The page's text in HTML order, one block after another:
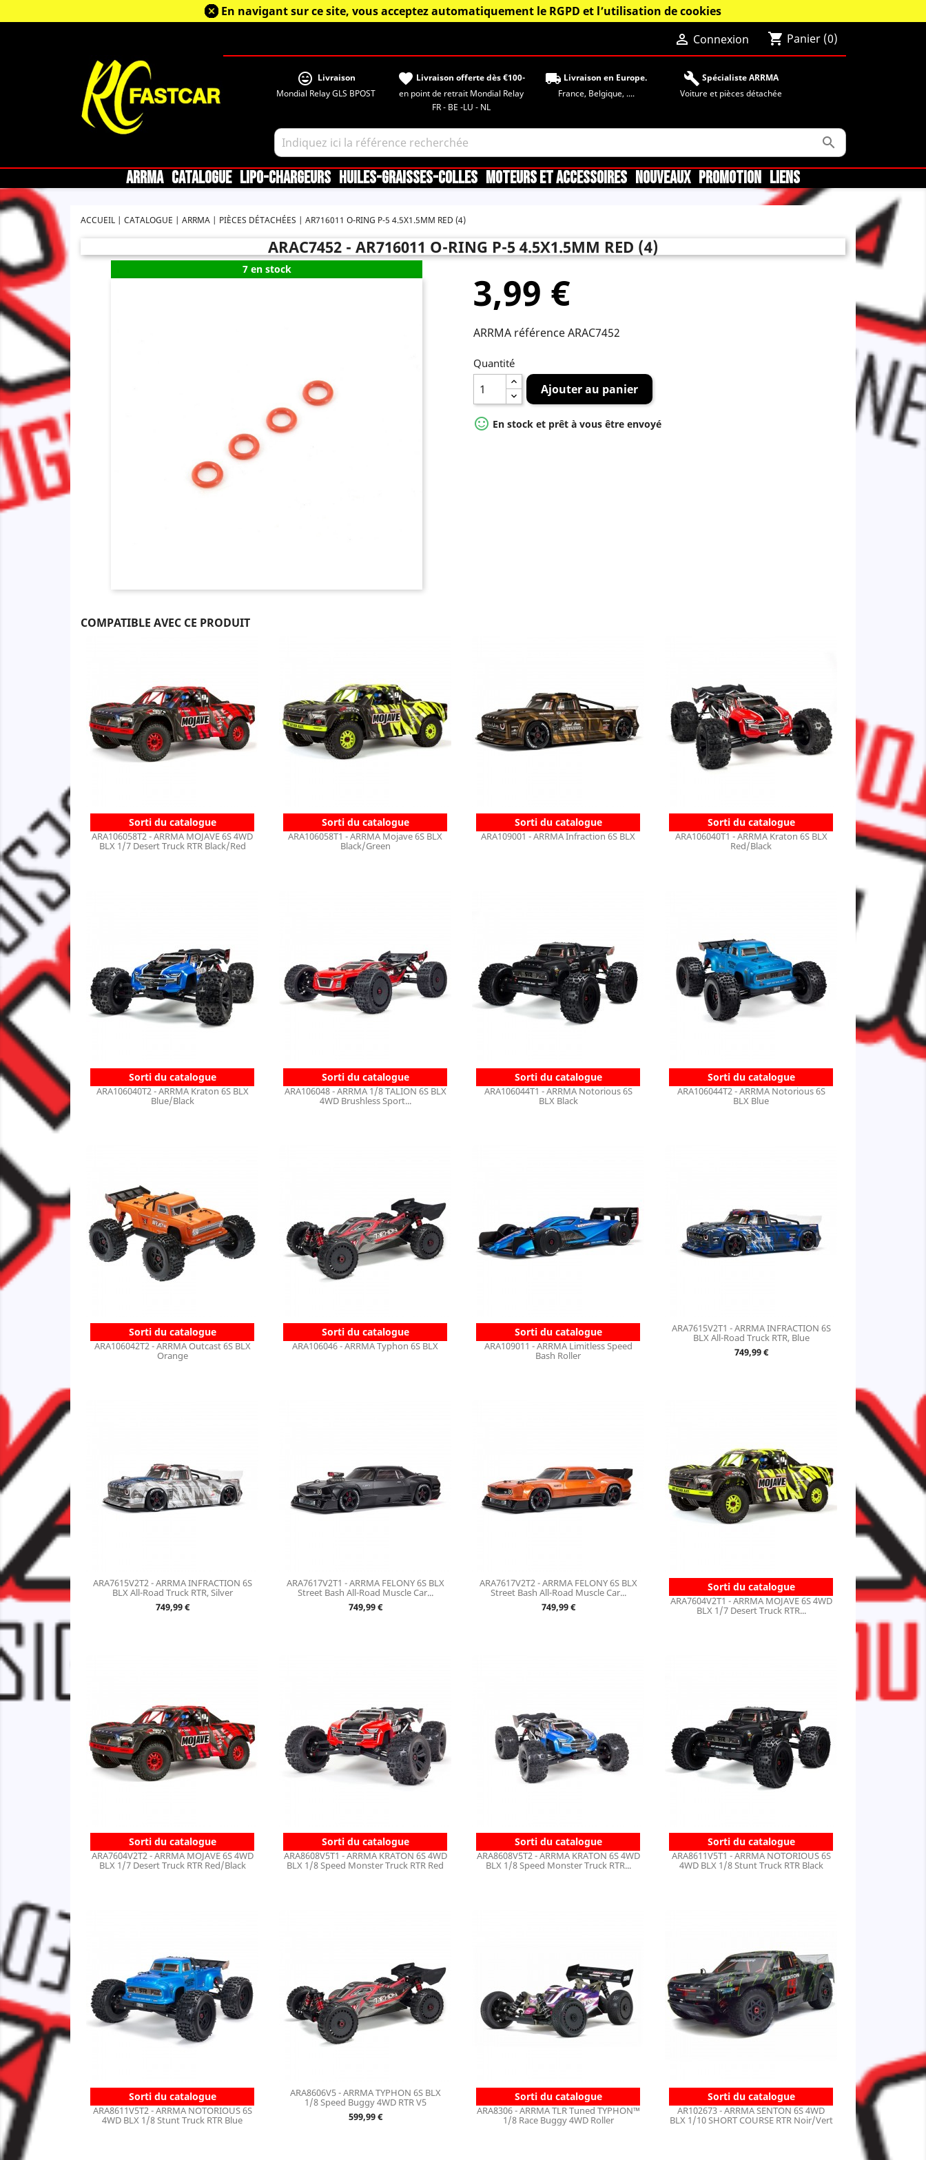
En navigant sur ce site, vous acceptez automatiquement le RGPD et l’utilisation de cookies
 Connexion shopping_cart Panier (0)
sentiment_very_satisfied Livraison
Mondial Relay GLS BPOST
favorite Livraison offerte dès €100-
en point de retrait Mondial Relay
FR - BE -LU - NL
local_shipping Livraison en Europe.
France, Belgique, ....
build Spécialiste ARRMA
Voiture et pièces détachée

ARRMA CATALOGUE LIPO-CHARGEURS HUILES-GRAISSES-COLLES MOTEURS ET ACCESSOIRES NOUVEAUX PROMOTION LIENS
ACCUEIL CATALOGUE ARRMA PIÈCES DÉTACHÉES AR716011 O-RING P-5 4.5X1.5MM RED (4)
ARAC7452 - AR716011 O-RING P-5 4.5X1.5MM RED (4)
7 en stock
3,99 €
ARRMA référence ARAC7452
Quantité
Ajouter au panier
 En stock et prêt à vous être envoyé
COMPATIBLE AVEC CE PRODUIT
Sorti du catalogue
ARA106058T2 - ARRMA MOJAVE 6S 4WD
BLX 1/7 Desert Truck RTR Black/Red
Sorti du catalogue
ARA106058T1 - ARRMA Mojave 6S BLX
Black/Green
Sorti du catalogue
ARA109001 - ARRMA Infraction 6S BLX
Sorti du catalogue
ARA106040T1 - ARRMA Kraton 6S BLX
Red/Black
Sorti du catalogue
ARA106040T2 - ARRMA Kraton 6S BLX
Blue/Black
Sorti du catalogue
ARA106048 - ARRMA 1/8 TALION 6S BLX
4WD Brushless Sport...
Sorti du catalogue
ARA106044T1 - ARRMA Notorious 6S
BLX Black
Sorti du catalogue
ARA106044T2 - ARRMA Notorious 6S
BLX Blue
Sorti du catalogue
ARA106042T2 - ARRMA Outcast 6S BLX
Orange
Sorti du catalogue
ARA106046 - ARRMA Typhon 6S BLX
Sorti du catalogue
ARA109011 - ARRMA Limitless Speed
Bash Roller
ARA7615V2T1 - ARRMA INFRACTION 6S
BLX All-Road Truck RTR, Blue
Prix
749,99 €
ARA7615V2T2 - ARRMA INFRACTION 6S
BLX All-Road Truck RTR, Silver
Prix
749,99 €
ARA7617V2T1 - ARRMA FELONY 6S BLX
Street Bash All-Road Muscle Car...
Prix
749,99 €
ARA7617V2T2 - ARRMA FELONY 6S BLX
Street Bash All-Road Muscle Car...
Prix
749,99 €
Sorti du catalogue
ARA7604V2T1 - ARRMA MOJAVE 6S 4WD
BLX 1/7 Desert Truck RTR...
Sorti du catalogue
ARA7604V2T2 - ARRMA MOJAVE 6S 4WD
BLX 1/7 Desert Truck RTR Red/Black
Sorti du catalogue
ARA8608V5T1 - ARRMA KRATON 6S 4WD
BLX 1/8 Speed Monster Truck RTR Red
Sorti du catalogue
ARA8608V5T2 - ARRMA KRATON 6S 4WD
BLX 1/8 Speed Monster Truck RTR...
Sorti du catalogue
ARA8611V5T1 - ARRMA NOTORIOUS 6S
4WD BLX 1/8 Stunt Truck RTR Black
Sorti du catalogue
ARA8611V5T2 - ARRMA NOTORIOUS 6S
4WD BLX 1/8 Stunt Truck RTR Blue
ARA8606V5 - ARRMA TYPHON 6S BLX
1/8 Speed Buggy 4WD RTR V5
Prix
599,99 €
Sorti du catalogue
ARA8306 - ARRMA TLR Tuned TYPHON™
1/8 Race Buggy 4WD Roller
Sorti du catalogue
AR102673 - ARRMA SENTON 6S 4WD
BLX 1/10 SHORT COURSE RTR Noir/Vert